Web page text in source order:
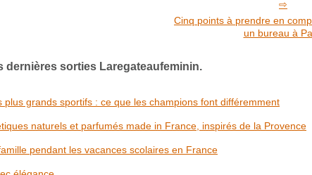
Cinq points à prendre en
un bureau à
dernières sorties Laregateaufeminin.
plus grands sportifs : ce que les champions font différemment
naturels et parfumés made in France, inspirés de la Provence
pendant les vacances scolaires en France